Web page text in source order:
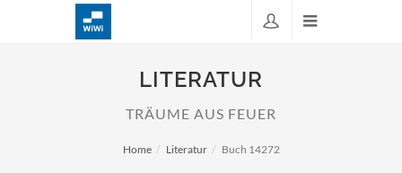
LITERATUR
TRÄUME AUS FEUER
Home Literatur Buch 14272